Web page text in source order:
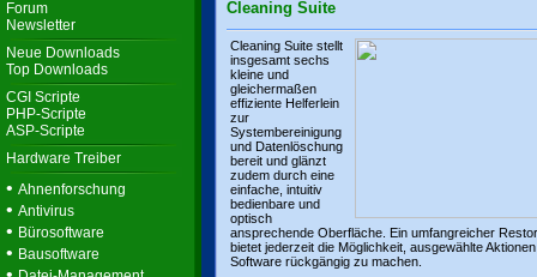
Forum
Newsletter
Neue Downloads
Top Downloads
CGI Scripte
PHP-Scripte
ASP-Scripte
Hardware Treiber
• Ahnenforschung
• Antivirus
• Bürosoftware
• Bausoftware
Cleaning Suite
Cleaning Suite stellt
insgesamt sechs
kleine und
gleichermaßen
effiziente Helferlein
zur
Systembereinigung
und Datenlöschung
bereit und glänzt
zudem durch eine
einfache, intuitiv
bedienbare und
optisch
ansprechende Oberfläche. Ein umfangreicher
bietet jederzeit die Möglichkeit, ausgewählte
Software rückgängig zu machen.